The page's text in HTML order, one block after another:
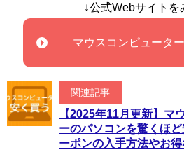
↓公式Webサイトを
マウスコンピュータ
関連記事
【2025年11月更新】マ
ーのパソコンを驚くほ
ーポンの入手方法やお